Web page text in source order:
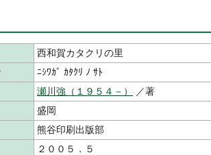
西和賀カタクリの里
ﾆｼﾜｶﾞ ｶﾀｸﾘ ﾉ ｻﾄ
瀬川強（１９５４－）
／著
盛岡
熊谷印刷出版部
２００５．５